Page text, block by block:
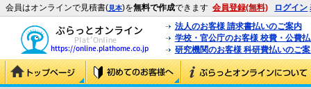
会員はオンラインで見積書(見本)を無料で作成できます 会員登録(無料) ログイン
法人のお客様 請求書払いのご案内
学校・官公庁のお客様 校費・公費
研究機関のお客様 科研費払いのご